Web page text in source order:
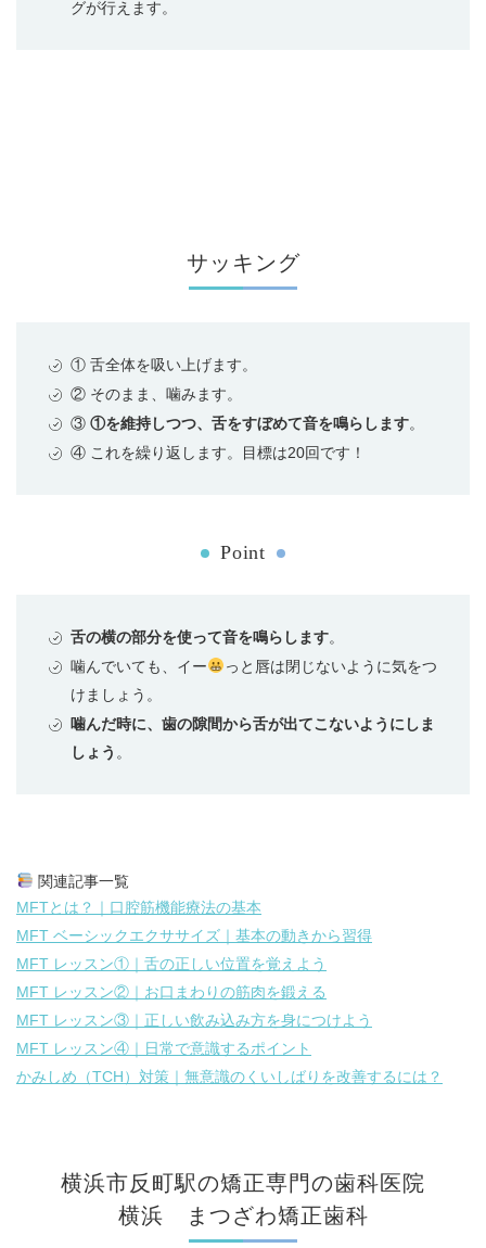
グが行えます。
サッキング
① 舌全体を吸い上げます。
② そのまま、噛みます。
③ ①を維持しつつ、舌をすぼめて音を鳴らします。
④ これを繰り返します。目標は20回です！
Point
舌の横の部分を使って音を鳴らします。
噛んでいても、イー
っと唇は閉じないように気をつ
けましょう。
噛んだ時に、歯の隙間から舌が出てこないようにしま
しょう 。
関連記事一覧
MFTとは？｜口腔筋機能療法の基本
MFT ベーシックエクササイズ｜基本の動きから習得
MFT レッスン①｜舌の正しい位置を覚えよう
MFT レッスン②｜お口まわりの筋肉を鍛える
MFT レッスン③｜正しい飲み込み方を身につけよう
MFT レッスン④｜日常で意識するポイント
かみしめ（TCH）対策｜無意識のくいしばりを改善するには？
横浜市反町駅の矯正専門の歯科医院
横浜 まつざわ矯正歯科